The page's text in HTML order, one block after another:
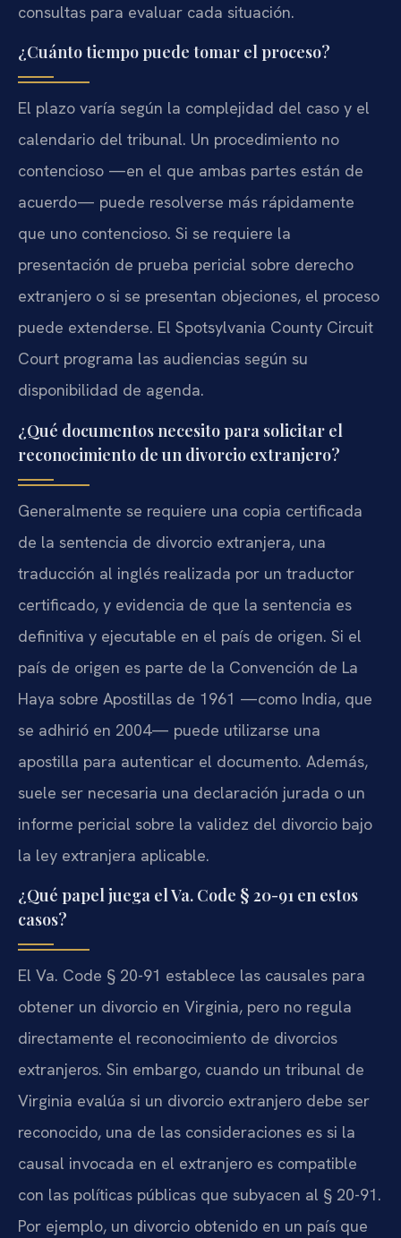
consultas para evaluar cada situación.
¿Cuánto tiempo puede tomar el proceso?
El plazo varía según la complejidad del caso y el
calendario del tribunal. Un procedimiento no
contencioso —en el que ambas partes están de
acuerdo— puede resolverse más rápidamente
que uno contencioso. Si se requiere la
presentación de prueba pericial sobre derecho
extranjero o si se presentan objeciones, el proceso
puede extenderse. El Spotsylvania County Circuit
Court programa las audiencias según su
disponibilidad de agenda.
¿Qué documentos necesito para solicitar el
reconocimiento de un divorcio extranjero?
Generalmente se requiere una copia certificada
de la sentencia de divorcio extranjera, una
traducción al inglés realizada por un traductor
certificado, y evidencia de que la sentencia es
definitiva y ejecutable en el país de origen. Si el
país de origen es parte de la Convención de La
Haya sobre Apostillas de 1961 —como India, que
se adhirió en 2004— puede utilizarse una
apostilla para autenticar el documento. Además,
suele ser necesaria una declaración jurada o un
informe pericial sobre la validez del divorcio bajo
la ley extranjera aplicable.
¿Qué papel juega el Va. Code § 20-91 en estos
casos?
El Va. Code § 20-91 establece las causales para
obtener un divorcio en Virginia, pero no regula
directamente el reconocimiento de divorcios
extranjeros. Sin embargo, cuando un tribunal de
Virginia evalúa si un divorcio extranjero debe ser
reconocido, una de las consideraciones es si la
causal invocada en el extranjero es compatible
con las políticas públicas que subyacen al § 20-91.
Por ejemplo, un divorcio obtenido en un país que